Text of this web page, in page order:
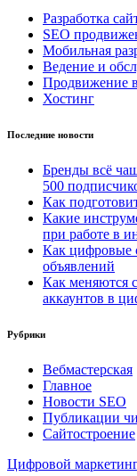
Разработка
SEO
Мобильная
Ведение и
Продвижение
Хостинг
Последние новости
Бренды всё
500
Как
Какие
при работе в
Как цифровые
объявлений
Как меняются
аккаунтов в
Рубрики
Вебмастерская
Главное
Новости SEO
Публикации
Сайтостроение
Цифровой